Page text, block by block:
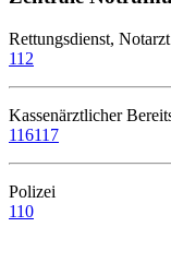
Rettungsdienst,
112
Kassenärztlicher
116117
Polizei
110